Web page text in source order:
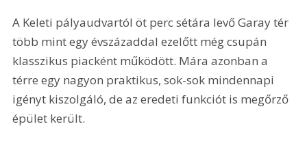
A Keleti pályaudvartól öt perc sétára levő Garay tér
több mint egy évszázaddal ezelőtt még csupán
klasszikus piacként működött. Mára azonban a
térre egy nagyon praktikus, sok-sok mindennapi
igényt kiszolgáló, de az eredeti funkciót is megőrző
épület került.